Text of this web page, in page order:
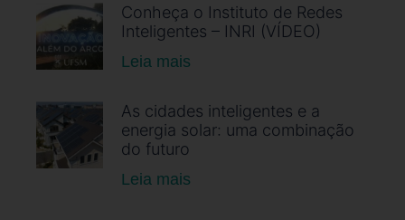
Conheça o Instituto de Redes
Inteligentes – INRI (VÍDEO)
Leia mais
As cidades inteligentes e a
energia solar: uma combinação
do futuro
Leia mais